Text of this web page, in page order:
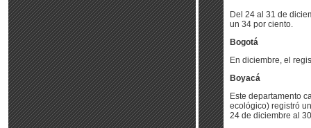
Del 24 al 31 de
un 34 por ciento.
Bogotá
En diciembre, el
Boyacá
Este departamento
ecológico) registró
24 de diciembre al